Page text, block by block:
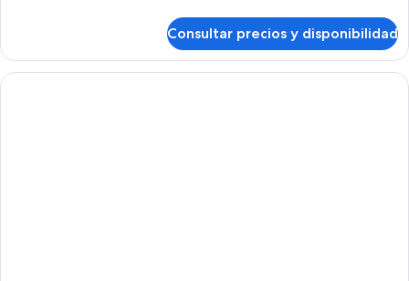
2
King
bed
Executive
Cabin
2
Consultar precios y disponibilidad